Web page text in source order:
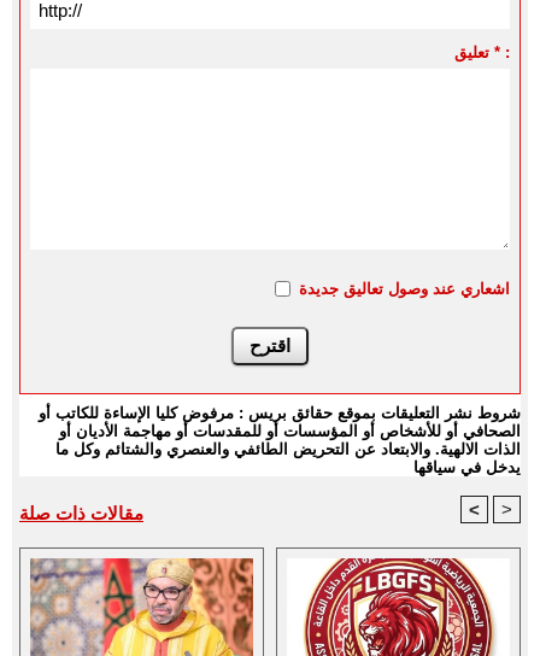
تعليق * :
اشعاري عند وصول تعاليق جديدة
شروط نشر التعليقات بموقع حقائق بريس : مرفوض كليا الإساءة للكاتب أو
الصحافي أو للأشخاص أو المؤسسات أو للمقدسات أو مهاجمة الأديان أو
الذات الالهية. والابتعاد عن التحريض الطائفي والعنصري والشتائم وكل ما
يدخل في سياقها
مقالات ذات صلة < >